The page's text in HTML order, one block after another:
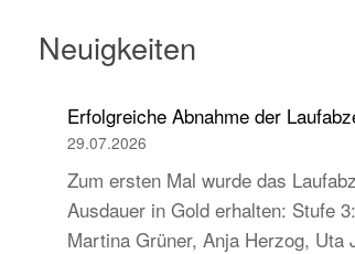
Neuigkeiten
Erfolgreiche Abnahme der
29.07.2026
Zum ersten Mal wurde das
Ausdauer in Gold erhalten: Stufe
Martina Grüner, Anja Herzog,